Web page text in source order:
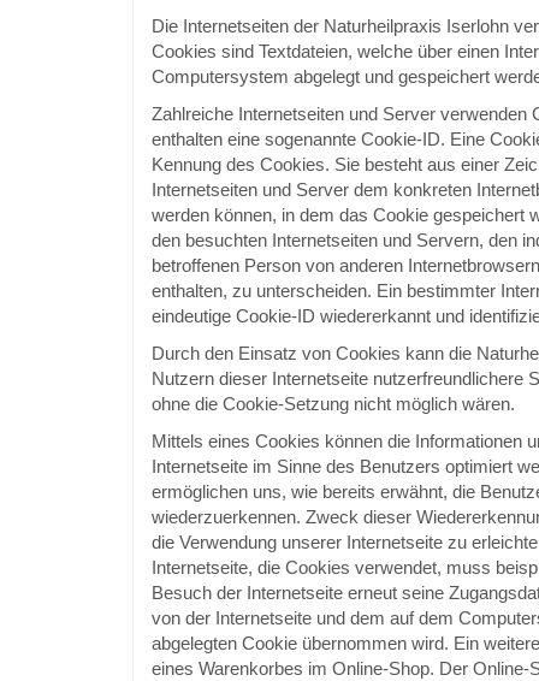
Die Internetseiten der Naturheilpraxis Iserlohn
Cookies sind Textdateien, welche über einen
Computersystem abgelegt und gespeichert
Zahlreiche Internetseiten und Server verwenden
enthalten eine sogenannte Cookie-ID. Eine
Kennung des Cookies. Sie besteht aus einer
Internetseiten und Server dem konkreten
werden können, in dem das Cookie gespeichert
den besuchten Internetseiten und Servern, den
betroffenen Person von anderen
enthalten, zu unterscheiden. Ein bestimmter
eindeutige Cookie-ID wiedererkannt und
Durch den Einsatz von Cookies kann die
Nutzern dieser Internetseite nutzerfreundlichere
ohne die Cookie-Setzung nicht möglich wären.
Mittels eines Cookies können die Informationen
Internetseite im Sinne des Benutzers optimiert
ermöglichen uns, wie bereits erwähnt, die
wiederzuerkennen. Zweck dieser
die Verwendung unserer Internetseite zu
Internetseite, die Cookies verwendet, muss
Besuch der Internetseite erneut seine
von der Internetseite und dem auf dem
abgelegten Cookie übernommen wird. Ein
eines Warenkorbes im Online-Shop. Der Online-